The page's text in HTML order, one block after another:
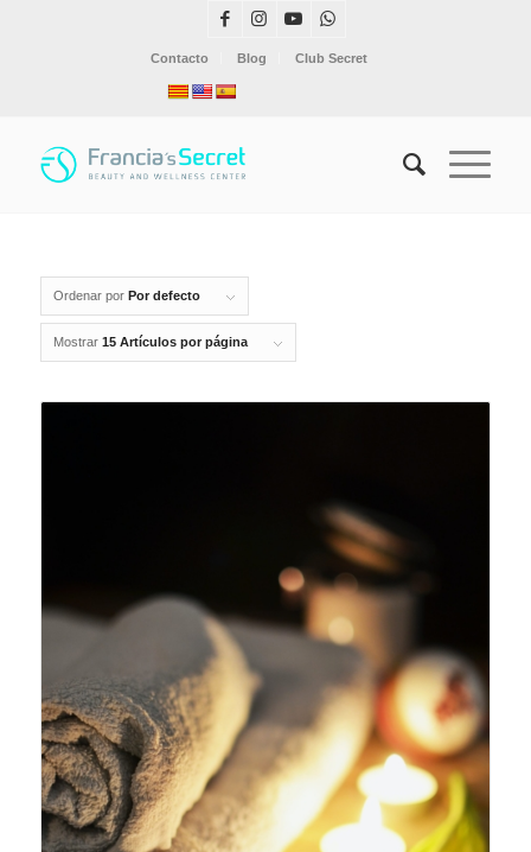
Contacto Blog Club Secret
Ordenar por Por defecto
Mostrar 15 Artículos por página